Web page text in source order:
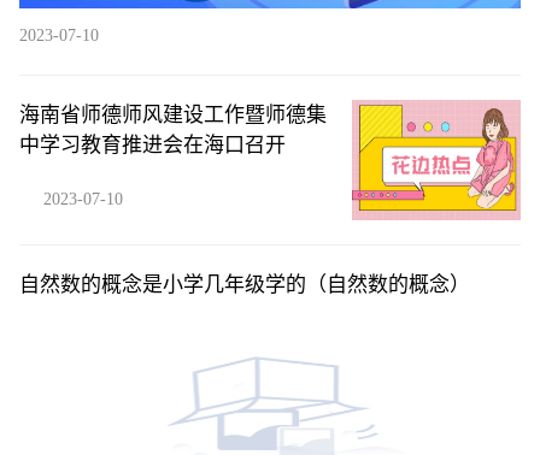
2023-07-10
海南省师德师风建设工作暨师德集
中学习教育推进会在海口召开
2023-07-10
自然数的概念是小学几年级学的（自然数的概念）